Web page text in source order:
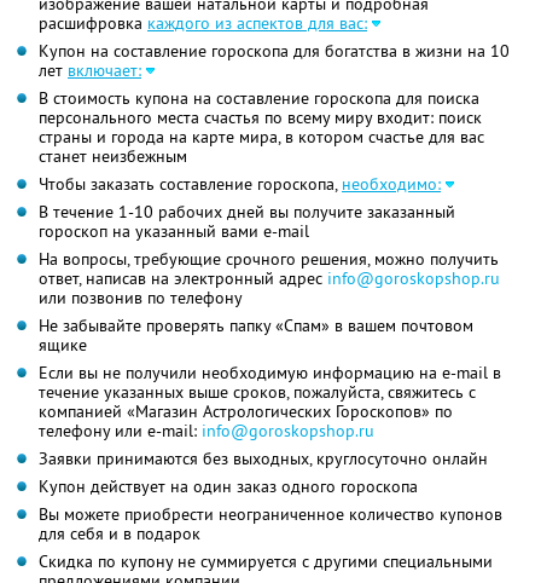
расшифровка каждого из аспектов для вас:
Купон на составление гороскопа для богатства в жизни на 10
лет включает:
В стоимость купона на составление гороскопа для поиска
персонального места счастья по всему миру входит: поиск
страны и города на карте мира, в котором счастье для вас
станет неизбежным
Чтобы заказать составление гороскопа, необходимо:
В течение 1-10 рабочих дней вы получите заказанный
гороскоп на указанный вами e-mail
На вопросы, требующие срочного решения, можно получить
ответ, написав на электронный адрес info@goroskopshop.ru
или позвонив по телефону
Не забывайте проверять папку «Спам» в вашем почтовом
ящике
Если вы не получили необходимую информацию на e-mail в
течение указанных выше сроков, пожалуйста, свяжитесь с
компанией «Магазин Астрологических Гороскопов» по
телефону или e-mail: info@goroskopshop.ru
Заявки принимаются без выходных, круглосуточно онлайн
Купон действует на один заказ одного гороскопа
Вы можете приобрести неограниченное количество купонов
для себя и в подарок
Скидка по купону не суммируется с другими специальными